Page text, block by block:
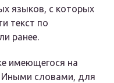
языков, с которых
текст по
ранее.
имеющегося на
Иными словами, для